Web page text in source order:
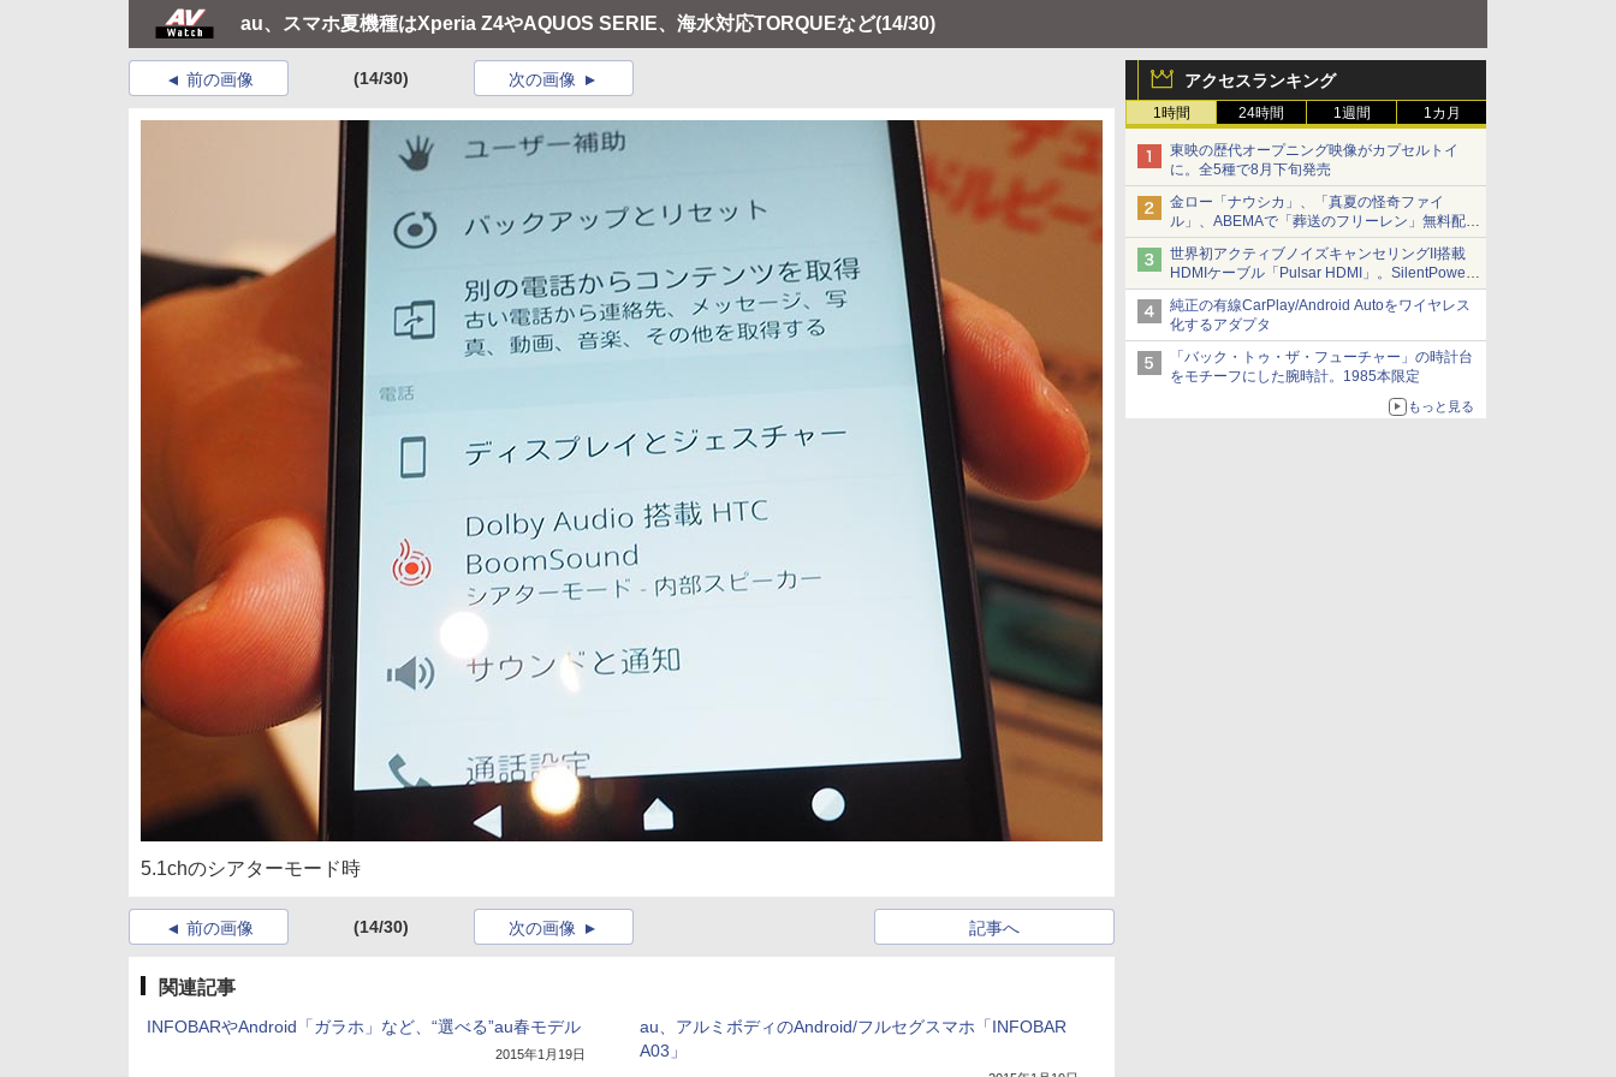
au、スマホ夏機種はXperia Z4やAQUOS SERIE、海水対応TORQUEなど(14/30)
アクセスランキング
1時間 24時間 1週間 1カ月
東映の歴代オープニング映像がカプセルトイ
に。全5種で8月下旬発売
金ロー「ナウシカ」、「真夏の怪奇ファイ
ル」、ABEMAで「葬送のフリーレン」無料配信
など。夏の特番・配信情報
世界初アクティブノイズキャンセリングII搭載
HDMIケーブル「Pulsar HDMI」。SilentPower
から
純正の有線CarPlay/Android Autoをワイヤレス
化するアダプタ
「バック・トゥ・ザ・フューチャー」の時計台
をモチーフにした腕時計。1985本限定
もっと見る
前の画像 (14/30) 次の画像
5.1chのシアターモード時
前の画像 (14/30) 記事へ
次の画像
関連記事
INFOBARやAndroid「ガラホ」など、“選べる”au春モデル
2015年1月19日
au、アルミボディのAndroid/フルセグスマホ「INFOBAR
A03」